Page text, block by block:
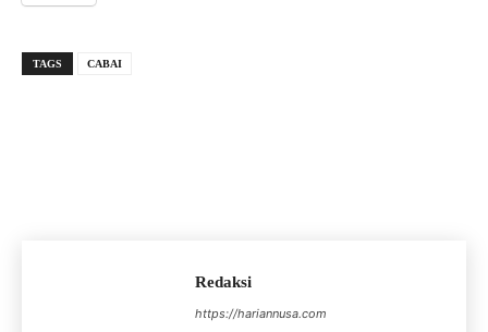
TAGS CABAI
Redaksi
https://hariannusa.com